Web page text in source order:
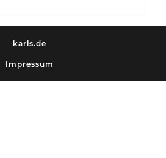
karls.de
Impressum